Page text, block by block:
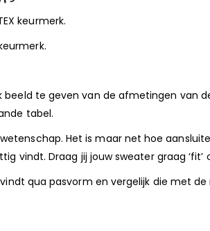
keurmerk.
beeld te geven van de afmetingen van
tabel.
Het is maar net hoe
vindt. Draag jij jouw sweater graag ‘fit’
qua pasvorm en vergelijk die met